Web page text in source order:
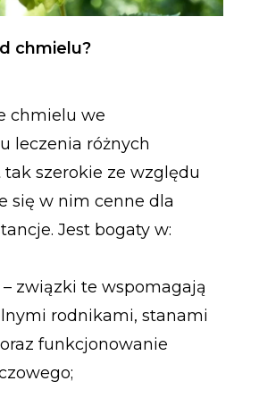
chmielu?
chmielu we
leczenia różnych
tak szerokie ze względu
się w nim cenne dla
Jest bogaty w:
związki te wspomagają
rodnikami, stanami
funkcjonowanie